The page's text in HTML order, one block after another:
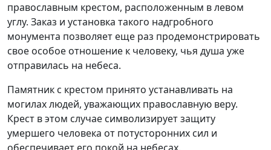
православным крестом, расположенным в левом
углу. Заказ и установка такого надгробного
монумента позволяет еще раз продемонстрировать
свое особое отношение к человеку, чья душа уже
отправилась на небеса.
Памятник с крестом принято устанавливать на
могилах людей, уважающих православную веру.
Крест в этом случае символизирует защиту
умершего человека от потусторонних сил и